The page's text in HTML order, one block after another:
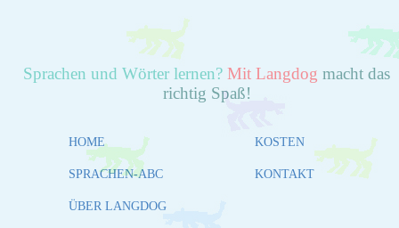
Sprachen und Wörter lernen? Mit Langdog macht das
richtig Spaß!
HOME
SPRACHEN-ABC
ÜBER LANGDOG
KOSTEN
KONTAKT